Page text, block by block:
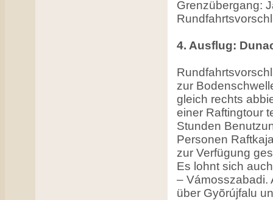
Grenzübergang:
4. Ausflug:
zur
gleich rechts
einer Raftingtour
Stunden
Personen
zur Verfügung
Es lohnt sich
– Vámosszabadi.
über Gyõrújfalu